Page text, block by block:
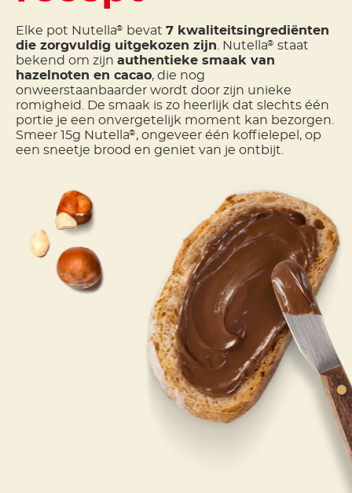
Elke pot Nutella® bevat 7 kwaliteitsingrediënten
die zorgvuldig uitgekozen zijn . Nutella® staat
bekend om zijn authentieke smaak van
hazelnoten en cacao, die nog
onweerstaanbaarder wordt door zijn unieke
romigheid. De smaak is zo heerlijk dat slechts één
portie je een onvergetelijk moment kan bezorgen.
Smeer 15g Nutella® , ongeveer één koffielepel, op
een sneetje brood en geniet van je ontbijt.